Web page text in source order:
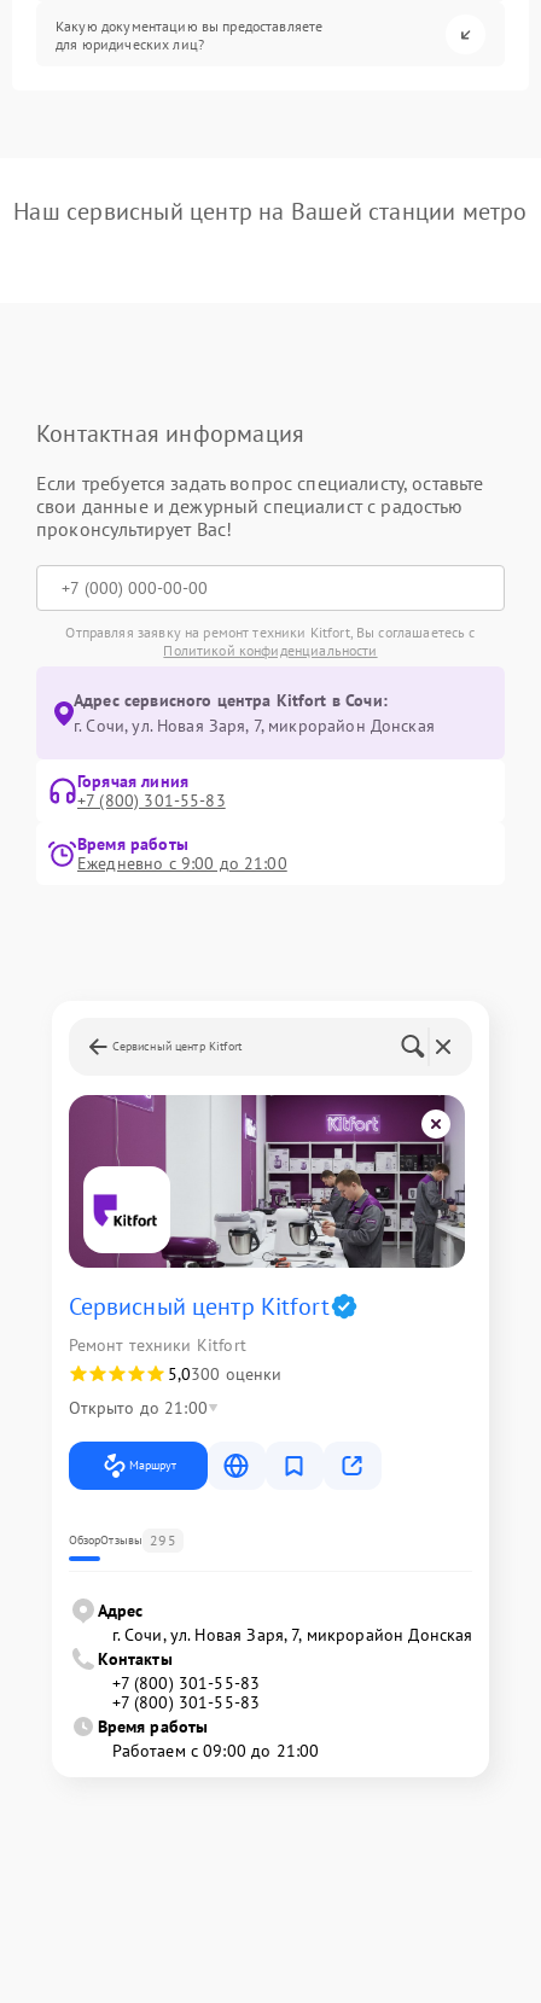
Какую документацию вы предоставляете
для юридических лиц?
Наш сервисный центр на Вашей станции метро
Контактная информация
Если требуется задать вопрос специалисту, оставьте
свои данные и дежурный специалист с радостью
проконсультирует Вас!
Отправляя заявку на ремонт техники Kitfort, Вы соглашаетесь с
Политикой конфиденциальности
Адрес сервисного центра Kitfort в Сочи:
г. Сочи, ул. Новая Заря, 7, микрорайон Донская
Горячая линия
+7 (800) 301-55-83
Время работы
Ежедневно с 9:00 до 21:00
Сервисный центр Kitfort
Сервисный центр Kitfort
Ремонт техники Kitfort
5,0300 оценки
Открыто до 21:00
Маршрут
ОбзорОтзывы 295
Адрес
г. Сочи, ул. Новая Заря, 7, микрорайон Донская
Контакты
+7 (800) 301-55-83
+7 (800) 301-55-83
Время работы
Работаем с 09:00 до 21:00